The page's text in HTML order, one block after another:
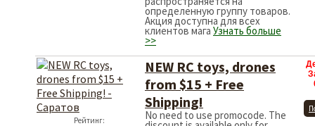
определенную группу товаров.
Акция доступна для всех
клиентов мага Узнать больше
>>
Рейтинг:
NEW RC toys, drones
from $15 + Free
Shipping!
No need to use promocode. The